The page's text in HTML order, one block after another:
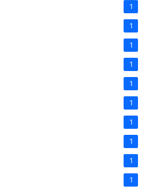
1
1
1
1
1
1
1
1
1
1